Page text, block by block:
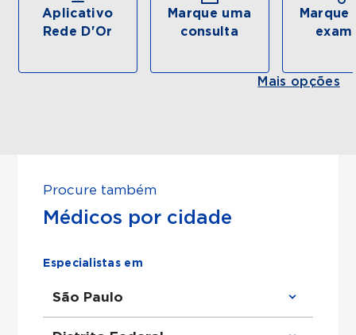
Aplicativo
Rede D'Or
Marque uma
consulta
Marque
Mais opções
Procure também
Médicos por cidade
Especialistas em
São Paulo
Clínico Geral em São Paulo